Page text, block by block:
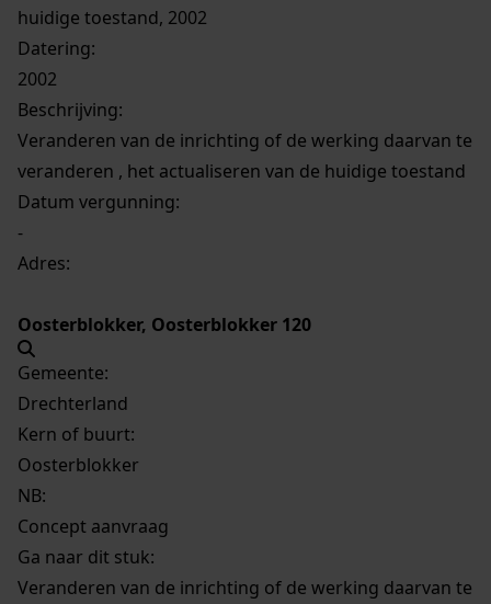
huidige toestand, 2002
Datering:
2002
Beschrijving:
Veranderen van de inrichting of de werking daarvan te
veranderen , het actualiseren van de huidige toestand
Datum vergunning:
-
Adres:
Oosterblokker, Oosterblokker 120
Gemeente:
Drechterland
Kern of buurt:
Oosterblokker
NB:
Concept aanvraag
Ga naar dit stuk:
Veranderen van de inrichting of de werking daarvan te